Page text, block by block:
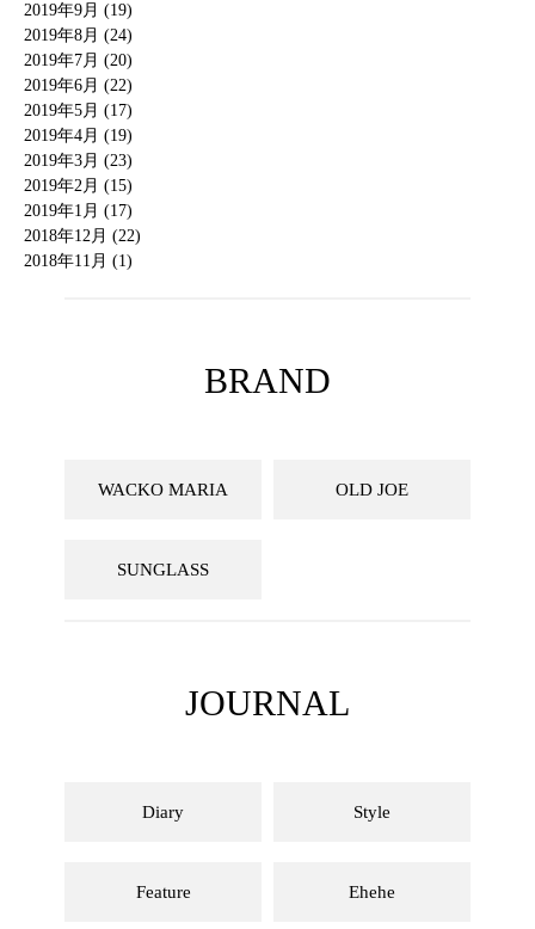
2019年9月 (19)
2019年8月 (24)
2019年7月 (20)
2019年6月 (22)
2019年5月 (17)
2019年4月 (19)
2019年3月 (23)
2019年2月 (15)
2019年1月 (17)
2018年12月 (22)
2018年11月 (1)
BRAND
WACKO MARIA OLD JOE
SUNGLASS
JOURNAL
Diary Style
Feature Ehehe